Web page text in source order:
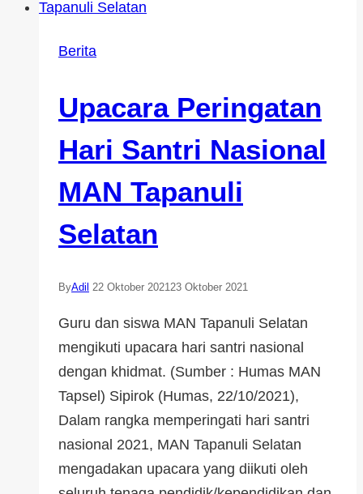
Berita
Upacara Peringatan
Hari Santri Nasional
MAN Tapanuli
Selatan
ByAdil 22 Oktober 2021 23 Oktober 2021
Guru dan siswa MAN Tapanuli Selatan
mengikuti upacara hari santri nasional
dengan khidmat. (Sumber : Humas MAN
Tapsel) Sipirok (Humas, 22/10/2021),
Dalam rangka memperingati hari santri
nasional 2021, MAN Tapanuli Selatan
mengadakan upacara yang diikuti oleh